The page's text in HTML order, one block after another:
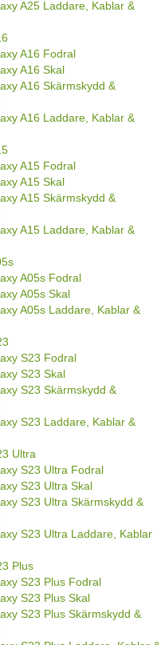
A25 Laddare, Kablar &
A16 Fodral
A16 Skal
A16 Skärmskydd &
A16 Laddare, Kablar &
A15 Fodral
A15 Skal
A15 Skärmskydd &
A15 Laddare, Kablar &
A05s Fodral
A05s Skal
A05s Laddare, Kablar &
S23 Fodral
S23 Skal
S23 Skärmskydd &
S23 Laddare, Kablar &
Ultra
S23 Ultra Fodral
S23 Ultra Skal
S23 Ultra Skärmskydd &
S23 Ultra Laddare, Kablar
Plus
S23 Plus Fodral
S23 Plus Skal
S23 Plus Skärmskydd &